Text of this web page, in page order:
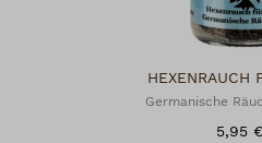
HEXENRAUCH
Germanische
5,95